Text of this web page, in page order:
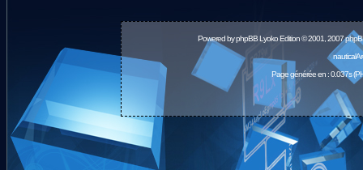
Powered byphpBBLyoko Edition © 2001, 2007
Page générée en : 0.037s